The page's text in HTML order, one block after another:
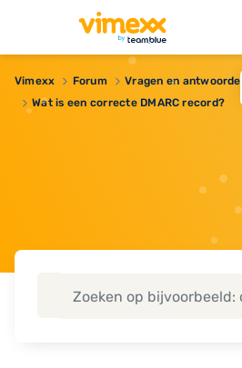
Vimexx Forum
Vragen en antwoorden
Wat is een correcte DMARC record?